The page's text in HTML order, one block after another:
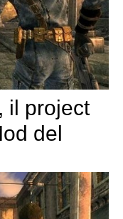
il project
del